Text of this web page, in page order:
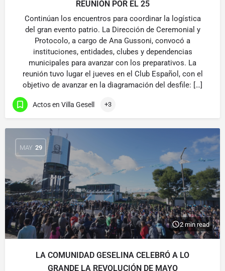
REUNIÓN POR EL 25
Continúan los encuentros para coordinar la logística
del gran evento patrio. La Dirección de Ceremonial y
Protocolo, a cargo de Ana Gussoni, convocó a
instituciones, entidades, clubes y dependencias
municipales para avanzar con los preparativos. La
reunión tuvo lugar el jueves en el Club Español, con el
objetivo de avanzar en la diagramación del desfile: […]
Actos en Villa Gesell +3
MAY 29
2 min read
LA COMUNIDAD GESELINA CELEBRÓ A LO
GRANDE LA REVOLUCIÓN DE MAYO